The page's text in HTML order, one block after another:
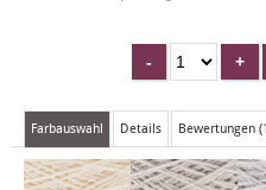
Farbauswahl Details Bewertungen